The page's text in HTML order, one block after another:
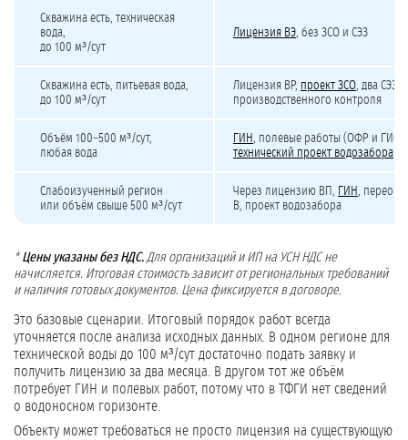
Скважина есть, техническая
вода,
до 100 м³/сут
Лицензия ВЭ, без ЗСО и СЭЗ
Скважина есть, питьевая вода,
до 100 м³/сут
Лицензия ВР, проект ЗСО, два СЭЗ,
производственного контроля
Объём 100–500 м³/сут,
любая вода
ГИН, полевые работы (ОФР и ГИС),
технический проект водозабора
Слабоизученный регион
или объём свыше 500 м³/сут
Через лицензию ВП, ГИН,
В, проект водозабора
* Цены указаны без НДС. Для организаций и ИП на УСН НДС не
начисляется. Итоговая стоимость зависит от региональных требований
и наличия готовых документов. Цена фиксируется в договоре.
Это базовые сценарии. Итоговый порядок работ всегда
уточняется после анализа исходных данных. В одном регионе для
технической воды до 100 м³/сут достаточно подать заявку и
получить лицензию за два месяца. В другом тот же объём
потребует ГИН и полевых работ, потому что в ТФГИ нет сведений
о водоносном горизонте.
Объекту может требоваться не просто лицензия на существующую